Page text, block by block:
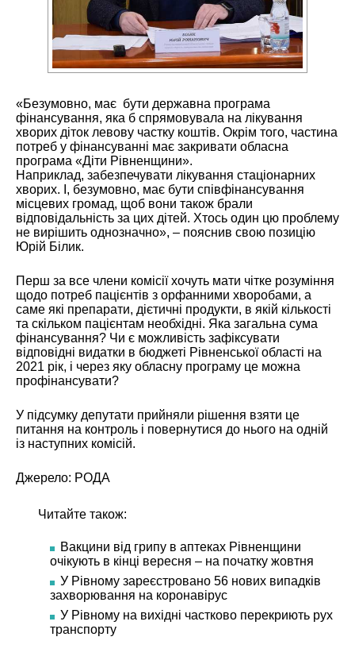
«Безумовно, має бути державна програма
фінансування, яка б спрямовувала на лікування
хворих діток левову частку коштів. Окрім того, частина
потреб у фінансуванні має закривати обласна
програма «Діти Рівненщини».
Наприклад, забезпечувати лікування стаціонарних
хворих. І, безумовно, має бути співфінансування
місцевих громад, щоб вони також брали
відповідальність за цих дітей. Хтось один цю проблему
не вирішить однозначно», – пояснив свою позицію
Юрій Білик.
Перш за все члени комісії хочуть мати чітке розуміння
щодо потреб пацієнтів з орфанними хворобами, а
саме які препарати, дієтичні продукти, в якій кількості
та скільком пацієнтам необхідні. Яка загальна сума
фінансування? Чи є можливість зафіксувати
відповідні видатки в бюджеті Рівненської області на
2021 рік, і через яку обласну програму це можна
профінансувати?
У підсумку депутати прийняли рішення взяти це
питання на контроль і повернутися до нього на одній
із наступних комісій.
Джерело: РОДА
Читайте також:
Вакцини від грипу в аптеках Рівненщини
очікують в кінці вересня – на початку жовтня
У Рівному зареєстровано 56 нових випадків
захворювання на коронавірус
У Рівному на вихідні частково перекриють рух
транспорту